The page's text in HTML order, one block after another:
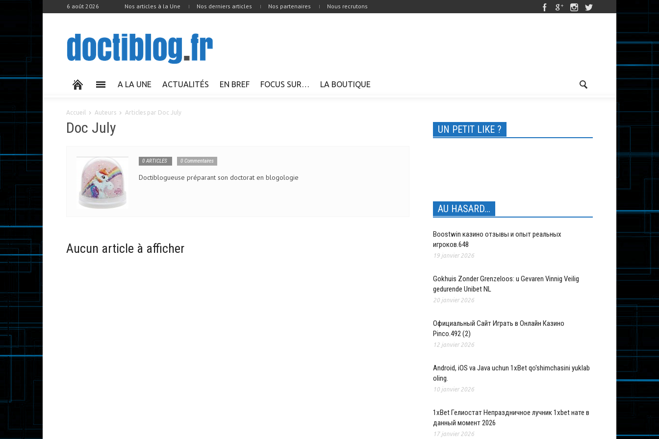
6 août 2026 Nos articles à la Une Nos derniers articles Nos partenaires Nous recrutons
A LA UNE ACTUALITÉS EN BREF FOCUS SUR… LA BOUTIQUE
Accueil Auteurs Articles par Doc July
Doc July
0 ARTICLES 0 Commentaires
Doctiblogueuse préparant son doctorat en blogologie
Aucun article à afficher
UN PETIT LIKE ?
AU HASARD...
Boostwin казино отзывы и опыт реальных
игроков.648
19 janvier 2026
Gokhuis Zonder Grenzeloos: u Gevaren Vinnig Veilig
gedurende Unibet NL
20 janvier 2026
Официальный Сайт Играть в Онлайн Казино
Pinco.492 (2)
12 janvier 2026
Android, iOS va Java uchun 1xBet qo'shimchasini yuklab
oling.
10 janvier 2026
1xBet Гелиостат Непраздничное лучник 1xbet нате в
данный момент 2026
17 janvier 2026